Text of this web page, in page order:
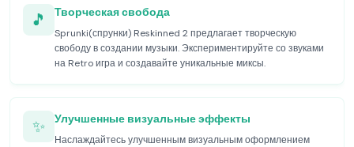
🎵 Творческая свобода
Sprunki(спрунки) Reskinned 2 предлагает творческую
свободу в создании музыки. Экспериментируйте со звуками
на Retro игра и создавайте уникальные миксы.
✨ Улучшенные визуальные эффекты
Наслаждайтесь улучшенным визуальным оформлением